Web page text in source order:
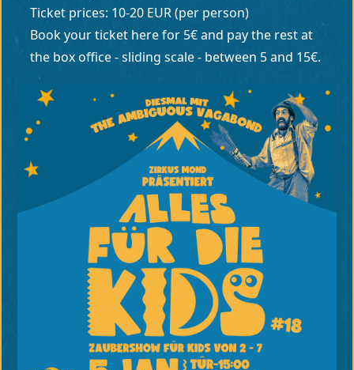
Ticket prices: 10-20 EUR (per person)
Book your ticket here for 5€ and pay the rest at
the box office - sliding scale - between 5 and 15€.